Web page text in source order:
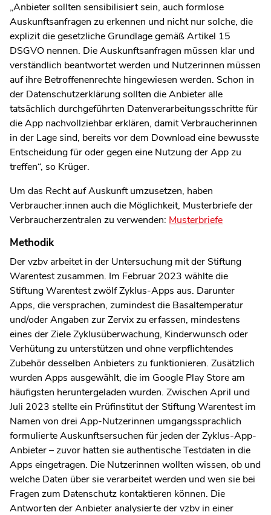
„Anbieter sollten sensibilisiert sein, auch formlose
Auskunftsanfragen zu erkennen und nicht nur solche, die
explizit die gesetzliche Grundlage gemäß Artikel 15
DSGVO nennen. Die Auskunftsanfragen müssen klar und
verständlich beantwortet werden und Nutzerinnen müssen
auf ihre Betroffenenrechte hingewiesen werden. Schon in
der Datenschutzerklärung sollten die Anbieter alle
tatsächlich durchgeführten Datenverarbeitungsschritte für
die App nachvollziehbar erklären, damit Verbraucherinnen
in der Lage sind, bereits vor dem Download eine bewusste
Entscheidung für oder gegen eine Nutzung der App zu
treffen“, so Krüger.
Um das Recht auf Auskunft umzusetzen, haben
Verbraucher:innen auch die Möglichkeit, Musterbriefe der
Verbraucherzentralen zu verwenden: Musterbriefe
Methodik
Der vzbv arbeitet in der Untersuchung mit der Stiftung
Warentest zusammen. Im Februar 2023 wählte die
Stiftung Warentest zwölf Zyklus-Apps aus. Darunter
Apps, die versprachen, zumindest die Basaltemperatur
und/oder Angaben zur Zervix zu erfassen, mindestens
eines der Ziele Zyklusüberwachung, Kinderwunsch oder
Verhütung zu unterstützen und ohne verpflichtendes
Zubehör desselben Anbieters zu funktionieren. Zusätzlich
wurden Apps ausgewählt, die im Google Play Store am
häufigsten heruntergeladen wurden. Zwischen April und
Juli 2023 stellte ein Prüfinstitut der Stiftung Warentest im
Namen von drei App-Nutzerinnen umgangssprachlich
formulierte Auskunftsersuchen für jeden der Zyklus-App-
Anbieter – zuvor hatten sie authentische Testdaten in die
Apps eingetragen. Die Nutzerinnen wollten wissen, ob und
welche Daten über sie verarbeitet werden und wen sie bei
Fragen zum Datenschutz kontaktieren können. Die
Antworten der Anbieter analysierte der vzbv in einer